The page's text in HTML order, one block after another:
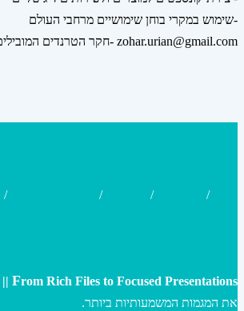
שימוש במקרי בוחן שימושיים מרחבי העולם-
חקר הטרנדים המובילים- zohar.urian@gmail.com
/ / /
/
From Rich Files to Focused Presentations ||
את המגמות המשמעותיות ביותר.